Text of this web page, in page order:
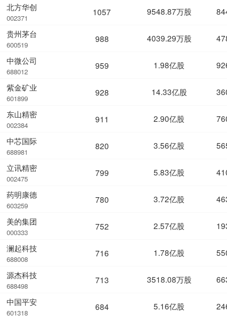
北方华创
002371
贵州茅台
600519
中微公司
688012
紫金矿业
601899
东山精密
002384
中芯国际
688981
立讯精密
002475
药明康德
603259
美的集团
000333
澜起科技
688008
源杰科技
688498
中国平安
601318
1057 9548.87万股
988 4039.29万股
959 1.98亿股
928 14.33亿股
911 2.90亿股
820 3.56亿股
799 5.83亿股
780 3.72亿股
752 2.57亿股
716 1.78亿股
713 3518.08万股
684 5.16亿股